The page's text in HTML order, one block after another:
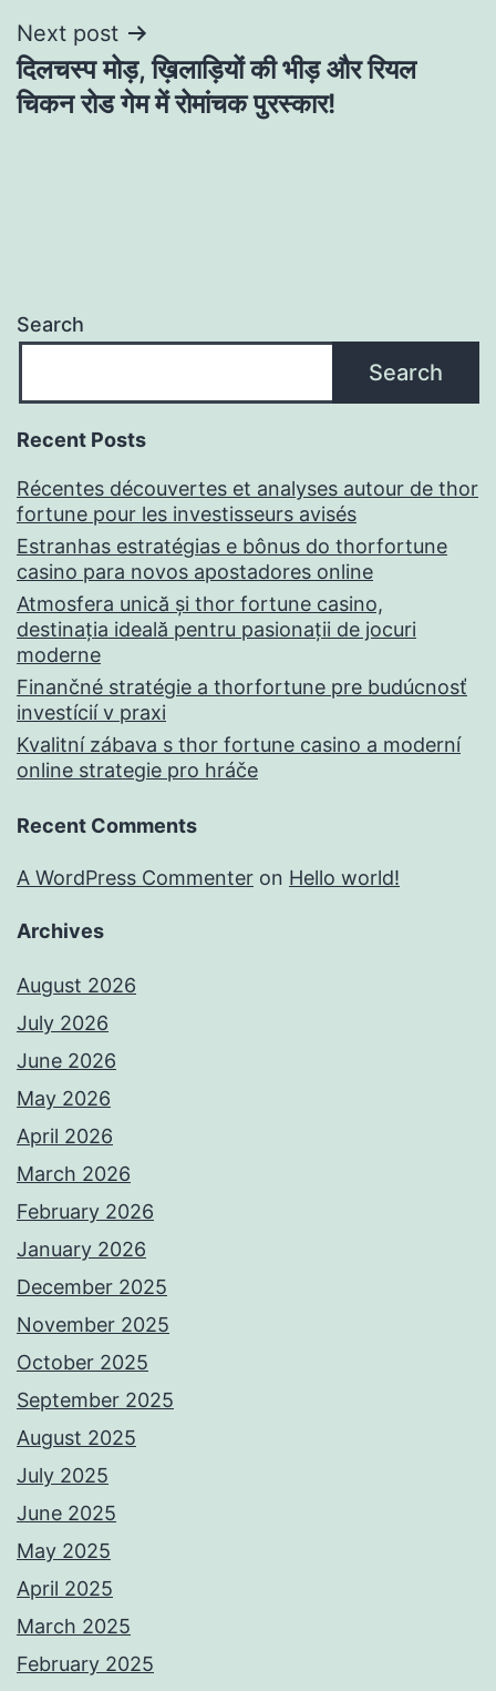
Next post
दिलचस्प मोड़, ख़िलाड़ियों की भीड़ और रियल
चिकन रोड गेम में रोमांचक पुरस्कार!
Search
Search
Recent Posts
Récentes découvertes et analyses autour de thor
fortune pour les investisseurs avisés
Estranhas estratégias e bônus do thorfortune
casino para novos apostadores online
Atmosfera unică și thor fortune casino,
destinația ideală pentru pasionații de jocuri
moderne
Finančné stratégie a thorfortune pre budúcnosť
investícií v praxi
Kvalitní zábava s thor fortune casino a moderní
online strategie pro hráče
Recent Comments
A WordPress Commenter on Hello world!
Archives
August 2026
July 2026
June 2026
May 2026
April 2026
March 2026
February 2026
January 2026
December 2025
November 2025
October 2025
September 2025
August 2025
July 2025
June 2025
May 2025
April 2025
March 2025
February 2025